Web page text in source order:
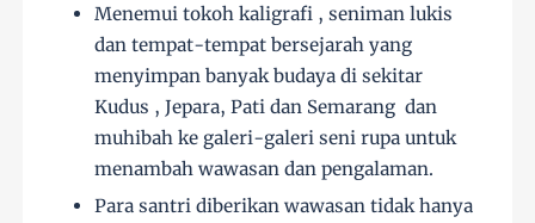
Menemui tokoh kaligrafi , seniman lukis
dan tempat-tempat bersejarah yang
menyimpan banyak budaya di sekitar
Kudus , Jepara, Pati dan Semarang dan
muhibah ke galeri-galeri seni rupa untuk
menambah wawasan dan pengalaman.
Para santri diberikan wawasan tidak hanya